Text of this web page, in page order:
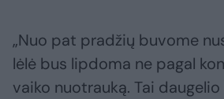
„Nuo pat pradžių buvome
lėlė bus lipdoma ne pagal
vaiko nuotrauką. Tai